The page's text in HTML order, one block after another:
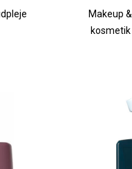
&
Shampoo